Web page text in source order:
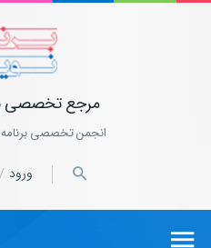
مرجع تخصصی
انجمن تخصصی برنامه
ورود /